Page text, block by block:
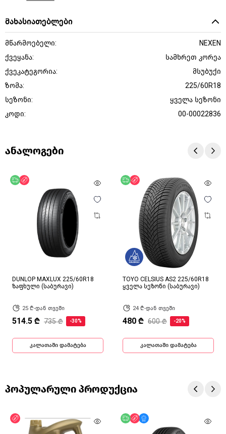
მახასიათებლები
მწარმოებელი:
NEXEN
ქვეყანა:
სამხრეთ კორეა
ქვეკატეგორია:
მსუბუქი
ზომა:
225/60R18
სეზონი:
ყველა სეზონი
კოდი:
00-00022836
ანალოგები
უფასო მიწოდება
DUNLOP MAXLUX 225/60R18
ზაფხული (საბურავი)
25 ₾-დან თვეში
514.5 ₾ 735 ₾ -30%
კალათაში დამატება
უფასო მიწოდება
ფასდაკლება
TOYO CELSIUS AS2 225/60R18
ყველა სეზონი (საბურავი)
24 ₾-დან თვეში
480 ₾ 600 ₾ -20%
კალათაში დამატება
პოპულარული პროდუქცია
ფასდაკლება უფასო მიწოდება
ფასდაკლება